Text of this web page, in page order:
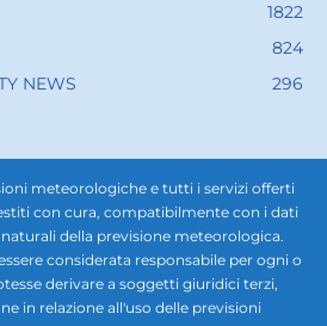
1822
824
NEWS
296
meteorologiche e tutti i servizi offerti
con cura, compatibilmente con i dati
della previsione meteorologica.
considerata responsabile per ogni o
derivare a soggetti giuridici terzi,
in relazione all'uso delle previsioni